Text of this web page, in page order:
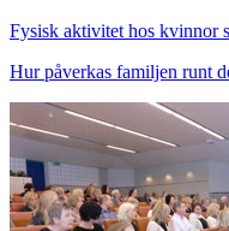
Fysisk aktivitet hos kvinnor
Hur påverkas familjen runt